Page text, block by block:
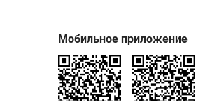
Мобильное приложение